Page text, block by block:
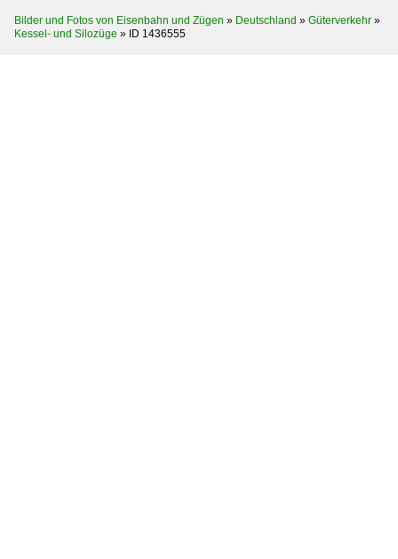
Bilder und Fotos von Eisenbahn und Zügen » Deutschland » Güterverkehr »
Kessel- und Silozüge » ID 1436555